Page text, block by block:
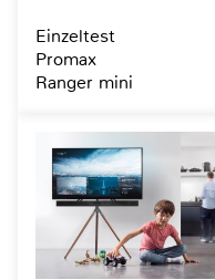
Einzeltest
Promax
Ranger mini